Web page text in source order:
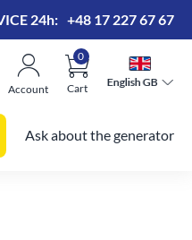
24h: +48 17 227 67 67
Account Cart
0
English GB
English GB
Ask about the generator